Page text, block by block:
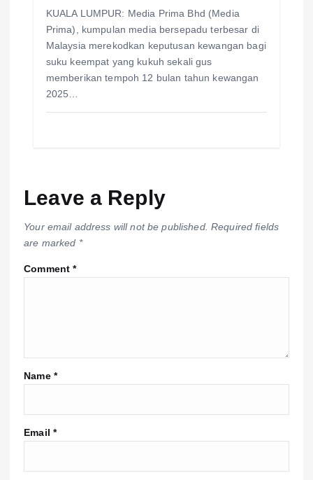
KUALA LUMPUR: Media Prima Bhd (Media
Prima), kumpulan media bersepadu terbesar di
Malaysia merekodkan keputusan kewangan bagi
suku keempat yang kukuh sekali gus
memberikan tempoh 12 bulan tahun kewangan
2025…
Leave a Reply
Your email address will not be published. Required fields
are marked *
Comment*
Name *
Email *